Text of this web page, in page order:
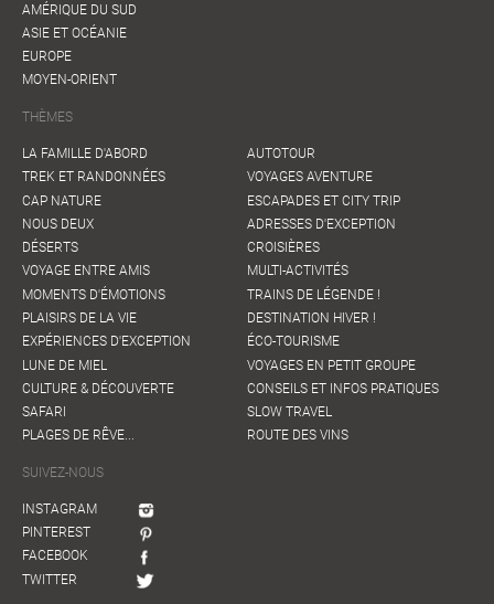
AMÉRIQUE DU SUD
ASIE ET OCÉANIE
EUROPE
MOYEN-ORIENT
THÈMES
LA FAMILLE D'ABORD
TREK ET RANDONNÉES
CAP NATURE
NOUS DEUX
DÉSERTS
VOYAGE ENTRE AMIS
MOMENTS D'ÉMOTIONS
PLAISIRS DE LA VIE
EXPÉRIENCES D'EXCEPTION
LUNE DE MIEL
CULTURE & DÉCOUVERTE
SAFARI
PLAGES DE RÊVE...
AUTOTOUR
VOYAGES AVENTURE
ESCAPADES ET CITY TRIP
ADRESSES D'EXCEPTION
CROISIÈRES
MULTI-ACTIVITÉS
TRAINS DE LÉGENDE !
DESTINATION HIVER !
ÉCO-TOURISME
VOYAGES EN PETIT GROUPE
CONSEILS ET INFOS PRATIQUES
SLOW TRAVEL
ROUTE DES VINS
SUIVEZ-NOUS
INSTAGRAM
PINTEREST
FACEBOOK
TWITTER